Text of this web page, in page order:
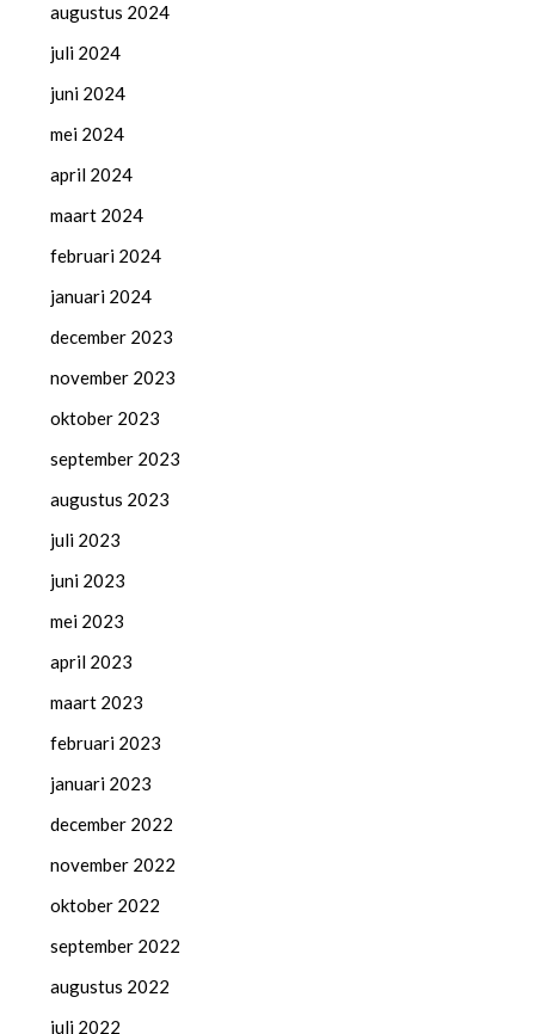
augustus 2024
juli 2024
juni 2024
mei 2024
april 2024
maart 2024
februari 2024
januari 2024
december 2023
november 2023
oktober 2023
september 2023
augustus 2023
juli 2023
juni 2023
mei 2023
april 2023
maart 2023
februari 2023
januari 2023
december 2022
november 2022
oktober 2022
september 2022
augustus 2022
juli 2022